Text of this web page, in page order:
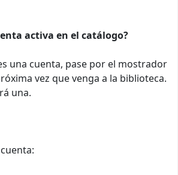
activa en el catálogo?
una cuenta, pase por el mostrador
vez que venga a la biblioteca.
una.